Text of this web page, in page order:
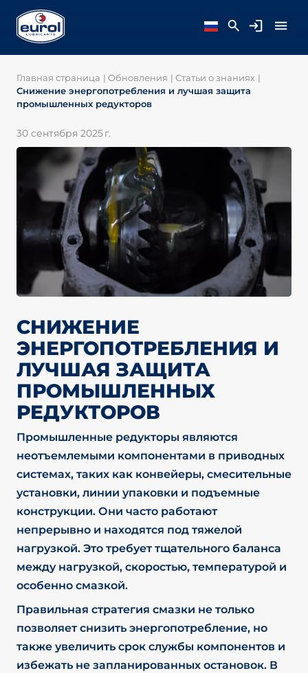
Главная страница | Обновления | Статьи о знаниях |
Снижение энергопотребления и лучшая защита
промышленных редукторов
30 сентября 2025 г.
СНИЖЕНИЕ
ЭНЕРГОПОТРЕБЛЕНИЯ И
ЛУЧШАЯ ЗАЩИТА
ПРОМЫШЛЕННЫХ
РЕДУКТОРОВ
Промышленные редукторы являются
неотъемлемыми компонентами в приводных
системах, таких как конвейеры, смесительные
установки, линии упаковки и подъемные
конструкции. Они часто работают
непрерывно и находятся под тяжелой
нагрузкой. Это требует тщательного баланса
между нагрузкой, скоростью, температурой и
особенно смазкой.
Правильная стратегия смазки не только
позволяет снизить энергопотребление, но
также увеличить срок службы компонентов и
избежать не запланированных остановок. В